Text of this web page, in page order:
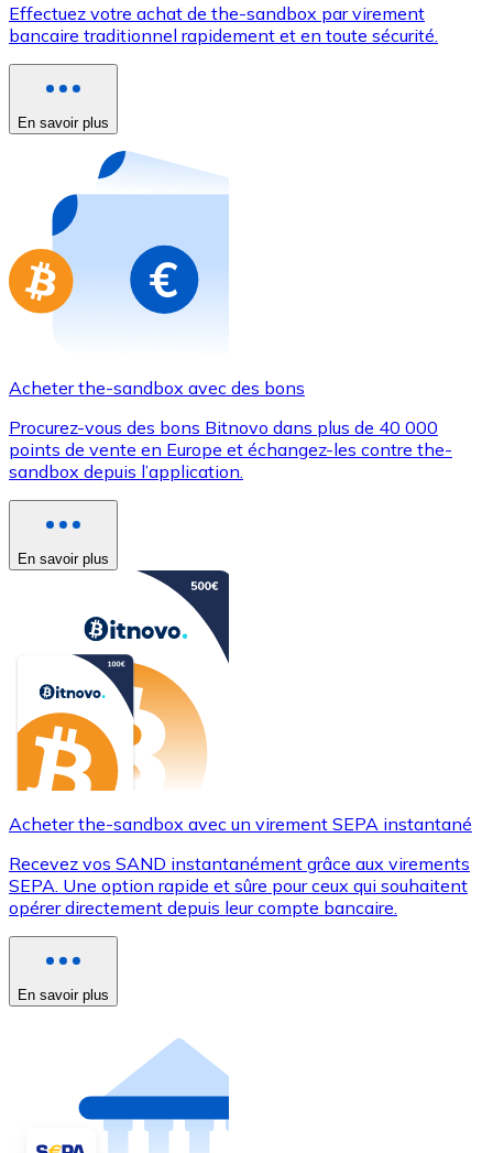
Utilisez les cartes Visa et Mastercard pour acheter
Acheter avec carte
Nouveau
Achetez des cartes-cadeaux de vos marques
Aller à la boutique de cartes-cadeaux
Effectuez votre achat de the-sandbox par virement
bancaire traditionnel rapidement et en toute sécurité.
En savoir plus
Acheter the-sandbox avec des bons
Procurez-vous des bons Bitnovo dans plus de 40 000
points de vente en Europe et échangez-les contre the-
sandbox depuis l’application.
En savoir plus
Acheter the-sandbox avec un virement SEPA instantané
Recevez vos SAND instantanément grâce aux virements
SEPA. Une option rapide et sûre pour ceux qui souhaitent
opérer directement depuis leur compte bancaire.
En savoir plus